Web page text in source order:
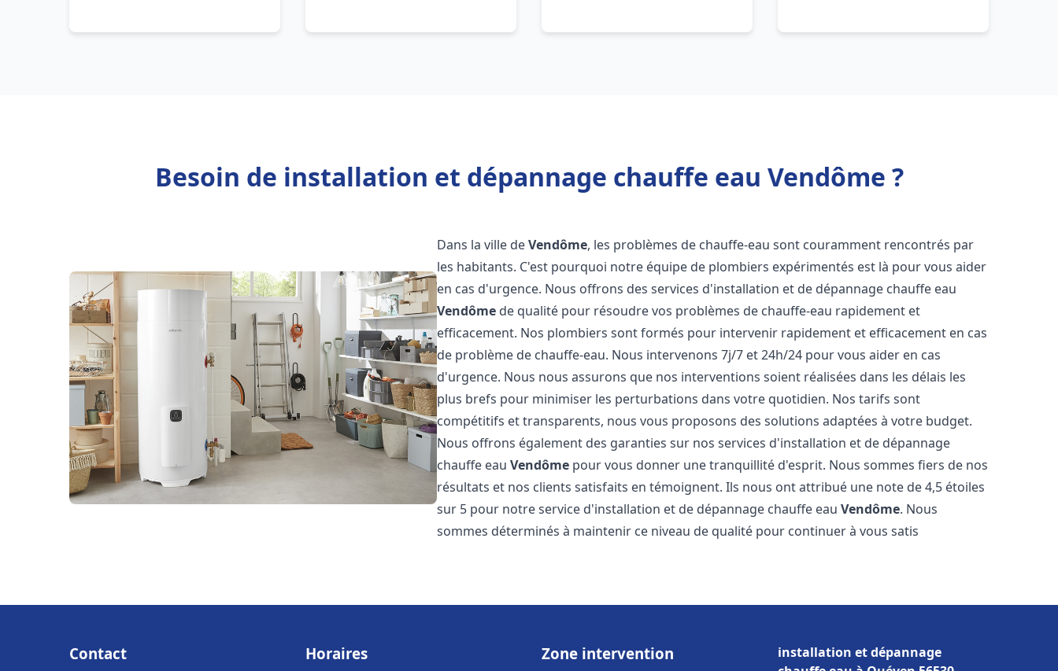
Besoin de installation et dépannage chauffe eau Vendôme ?
Dans la ville deVendôme, les problèmes de chauffe-eau sont couramment rencontrés par
les habitants. C'est pourquoi notre équipe de plombiers expérimentés est là pour vous aider
en cas d'urgence. Nous offrons des services d'installation et de dépannage chauffe eau
Vendôme de qualité pour résoudre vos problèmes de chauffe-eau rapidement et
efficacement. Nos plombiers sont formés pour intervenir rapidement et efficacement en cas
de problème de chauffe-eau. Nous intervenons 7j/7 et 24h/24 pour vous aider en cas
d'urgence. Nous nous assurons que nos interventions soient réalisées dans les délais les
plus brefs pour minimiser les perturbations dans votre quotidien. Nos tarifs sont
compétitifs et transparents, nous vous proposons des solutions adaptées à votre budget.
Nous offrons également des garanties sur nos services d'installation et de dépannage
chauffe eauVendôme pour vous donner une tranquillité d'esprit. Nous sommes fiers de nos
résultats et nos clients satisfaits en témoignent. Ils nous ont attribué une note de 4,5 étoiles
sur 5 pour notre service d'installation et de dépannage chauffe eauVendôme. Nous
sommes déterminés à maintenir ce niveau de qualité pour continuer à vous satis
Contact Horaires Zone intervention
installation et dépannage